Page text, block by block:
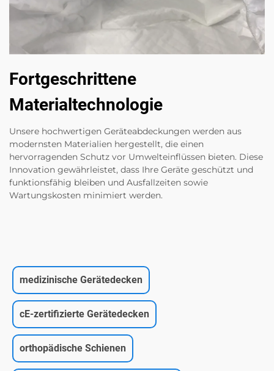
Fortgeschrittene
Materialtechnologie
Unsere hochwertigen Geräteabdeckungen werden aus
modernsten Materialien hergestellt, die einen
hervorragenden Schutz vor Umwelteinflüssen bieten. Diese
Innovation gewährleistet, dass Ihre Geräte geschützt und
funktionsfähig bleiben und Ausfallzeiten sowie
Wartungskosten minimiert werden.
medizinische Gerätedecken
cE-zertifizierte Gerätedecken
orthopädische Schienen